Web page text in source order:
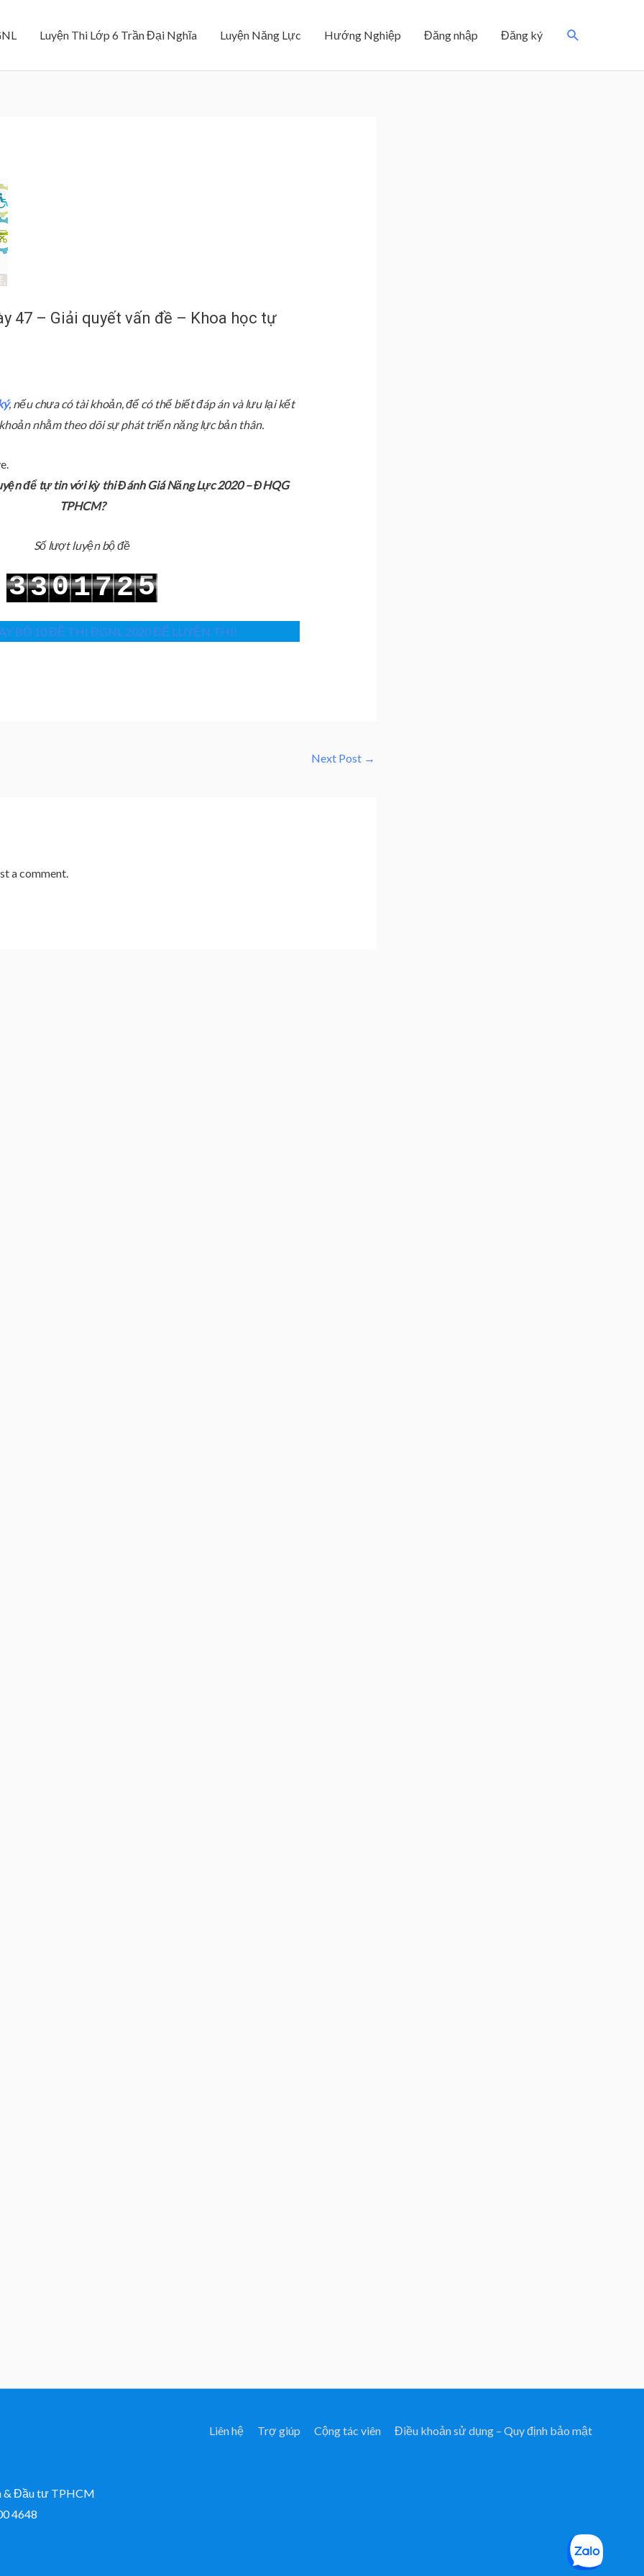
Luyện Thi Lớp 6 Trần Đại Nghĩa Luyện Năng Lực Hướng Nghiệp Đăng nhập Đăng ký Search
47 – Giải quyết vấn đề – Khoa học tự
, nếu chưa có tài khoản, để có thể biết đáp án và lưu lại kết
nhằm theo dõi sự phát triển năng lực bản thân.
để tự tin với kỳ thi Đánh Giá Năng Lực 2020 – ĐHQG
TPHCM?
Số lượt luyện bộ đề
3
4
3
4
0
1
1
2
7
83
2
6
5
BỘ 10 ĐỀ THI ĐGNL 2020 ĐỂ LUYỆN THI!
Next Post →
a comment.
& Đầu tư TPHCM
4648
Liên hệ Trợ giúp Cộng tác viên Điều khoản sử dụng – Quy định bảo mật